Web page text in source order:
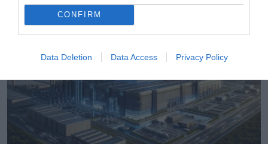
CONFIRM
Data Deletion Data Access Privacy Policy